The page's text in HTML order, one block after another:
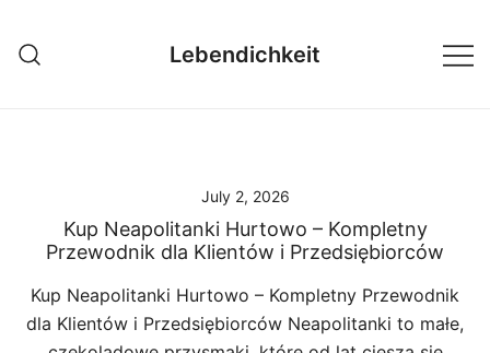
content
Lebendichkeit
July 2, 2026
Kup Neapolitanki Hurtowo – Kompletny
Przewodnik dla Klientów i Przedsiębiorców
Kup Neapolitanki Hurtowo – Kompletny Przewodnik
dla Klientów i Przedsiębiorców Neapolitanki to małe,